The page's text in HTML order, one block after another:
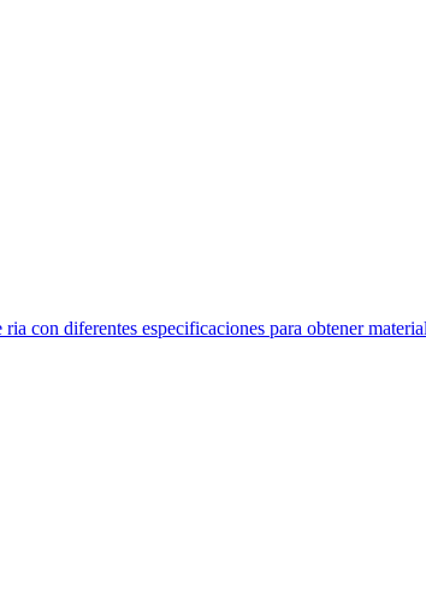
con diferentes especificaciones para obtener